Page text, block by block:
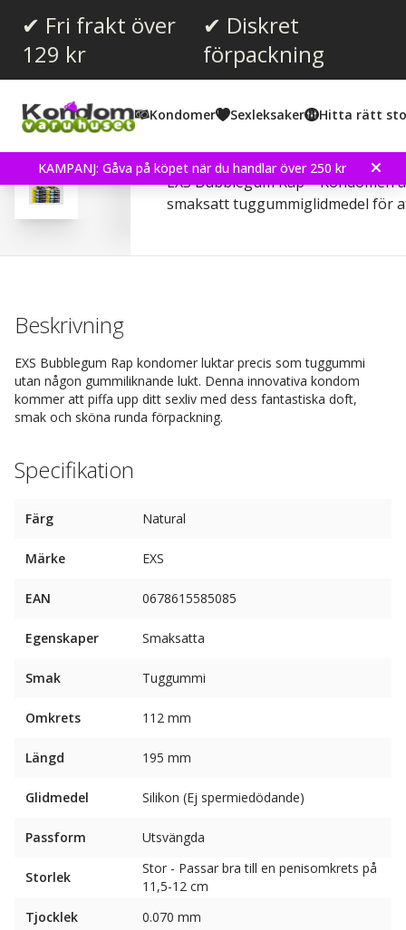
✔ Fri frakt över
129 kr
✔ Diskret
förpackning
Kondomer Sexleksaker Hitta rätt
KAMPANJ: Gåva på köpet när du handlar över 250 kr
Recensioner (2)
EXS Bubblegum Rap 24
EXS Bubblegum Rap –
smaksatt tuggummiglidmedel för
Beskrivning
EXS Bubblegum Rap kondomer luktar precis som tuggummi
utan någon gummiliknande lukt. Denna innovativa kondom
kommer att piffa upp ditt sexliv med dess fantastiska doft,
smak och sköna runda förpackning.
Specifikation
Färg Natural
Märke EXS
EAN 0678615585085
Egenskaper Smaksatta
Smak Tuggummi
Omkrets 112 mm
Längd 195 mm
Glidmedel Silikon (Ej spermiedödande)
Passform Utsvängda
Storlek
Stor - Passar bra till en penisomkrets på
11,5-12 cm
Tjocklek
0.070 mm